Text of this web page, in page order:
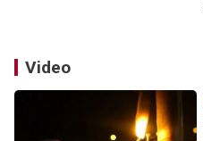
Video